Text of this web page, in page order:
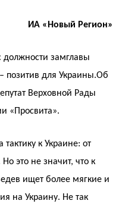
ИА «Новый Регион»
должности замглавы
позитив для Украины.Об
Верховной Рады
«Просвита».
к Украине: от
это не значит, что к
ищет более мягкие и
на Украину. Не так